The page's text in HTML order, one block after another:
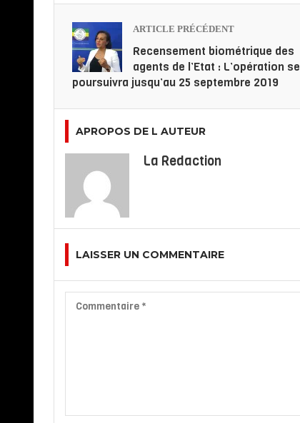
ARTICLE PRÉCÉDENT
Recensement biométrique des
agents de l’Etat : L’opération se
poursuivra jusqu’au 25 septembre 2019
APROPOS DE L AUTEUR
La Redaction
LAISSER UN COMMENTAIRE